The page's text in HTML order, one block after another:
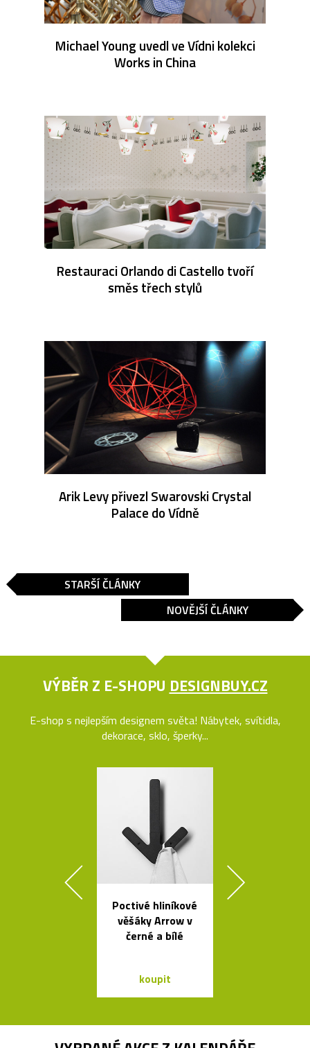
Michael Young uvedl ve Vídni kolekci
Works in China
Restauraci Orlando di Castello tvoří
směs třech stylů
Arik Levy přivezl Swarovski Crystal
Palace do Vídně
STARŠÍ ČLÁNKY
NOVĚJŠÍ ČLÁNKY
VÝBĚR Z E-SHOPU DESIGNBUY.CZ
E-shop s nejlepším designem světa! Nábytek, svítidla,
dekorace, sklo, šperky...
Poctivé hliníkové
věšáky Arrow v
černé a bílé
koupit